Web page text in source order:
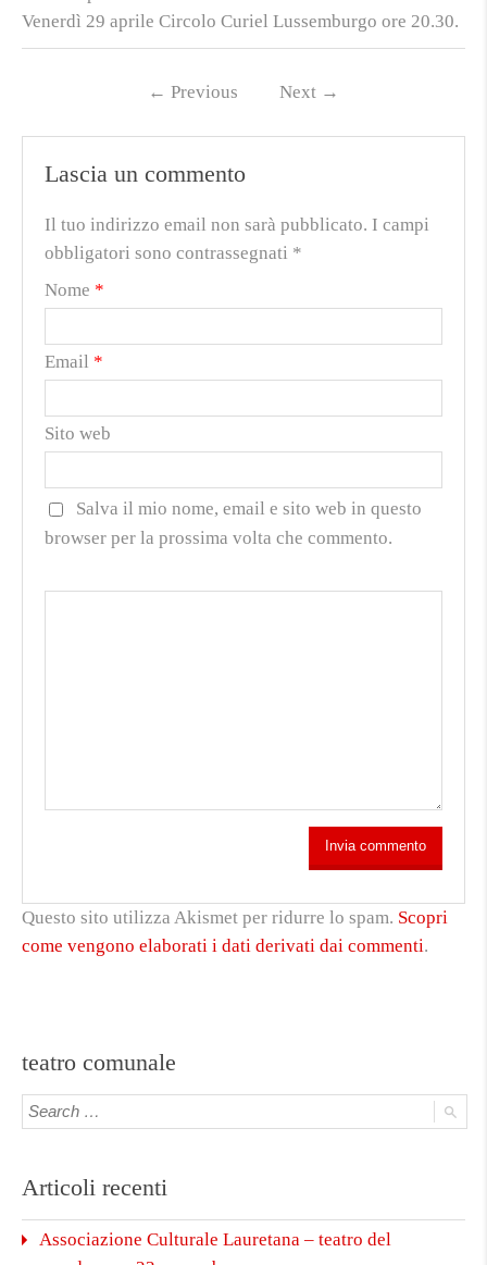
Venerdì 29 aprile Circolo Curiel Lussemburgo ore 20.30.
← Previous Next →
Lascia un commento
Il tuo indirizzo email non sarà pubblicato. I campi
obbligatori sono contrassegnati *
Nome *
Email *
Sito web
Salva il mio nome, email e sito web in questo
browser per la prossima volta che commento.
Questo sito utilizza Akismet per ridurre lo spam. Scopri
come vengono elaborati i dati derivati dai commenti.
teatro comunale
Articoli recenti
Associazione Culturale Lauretana – teatro del